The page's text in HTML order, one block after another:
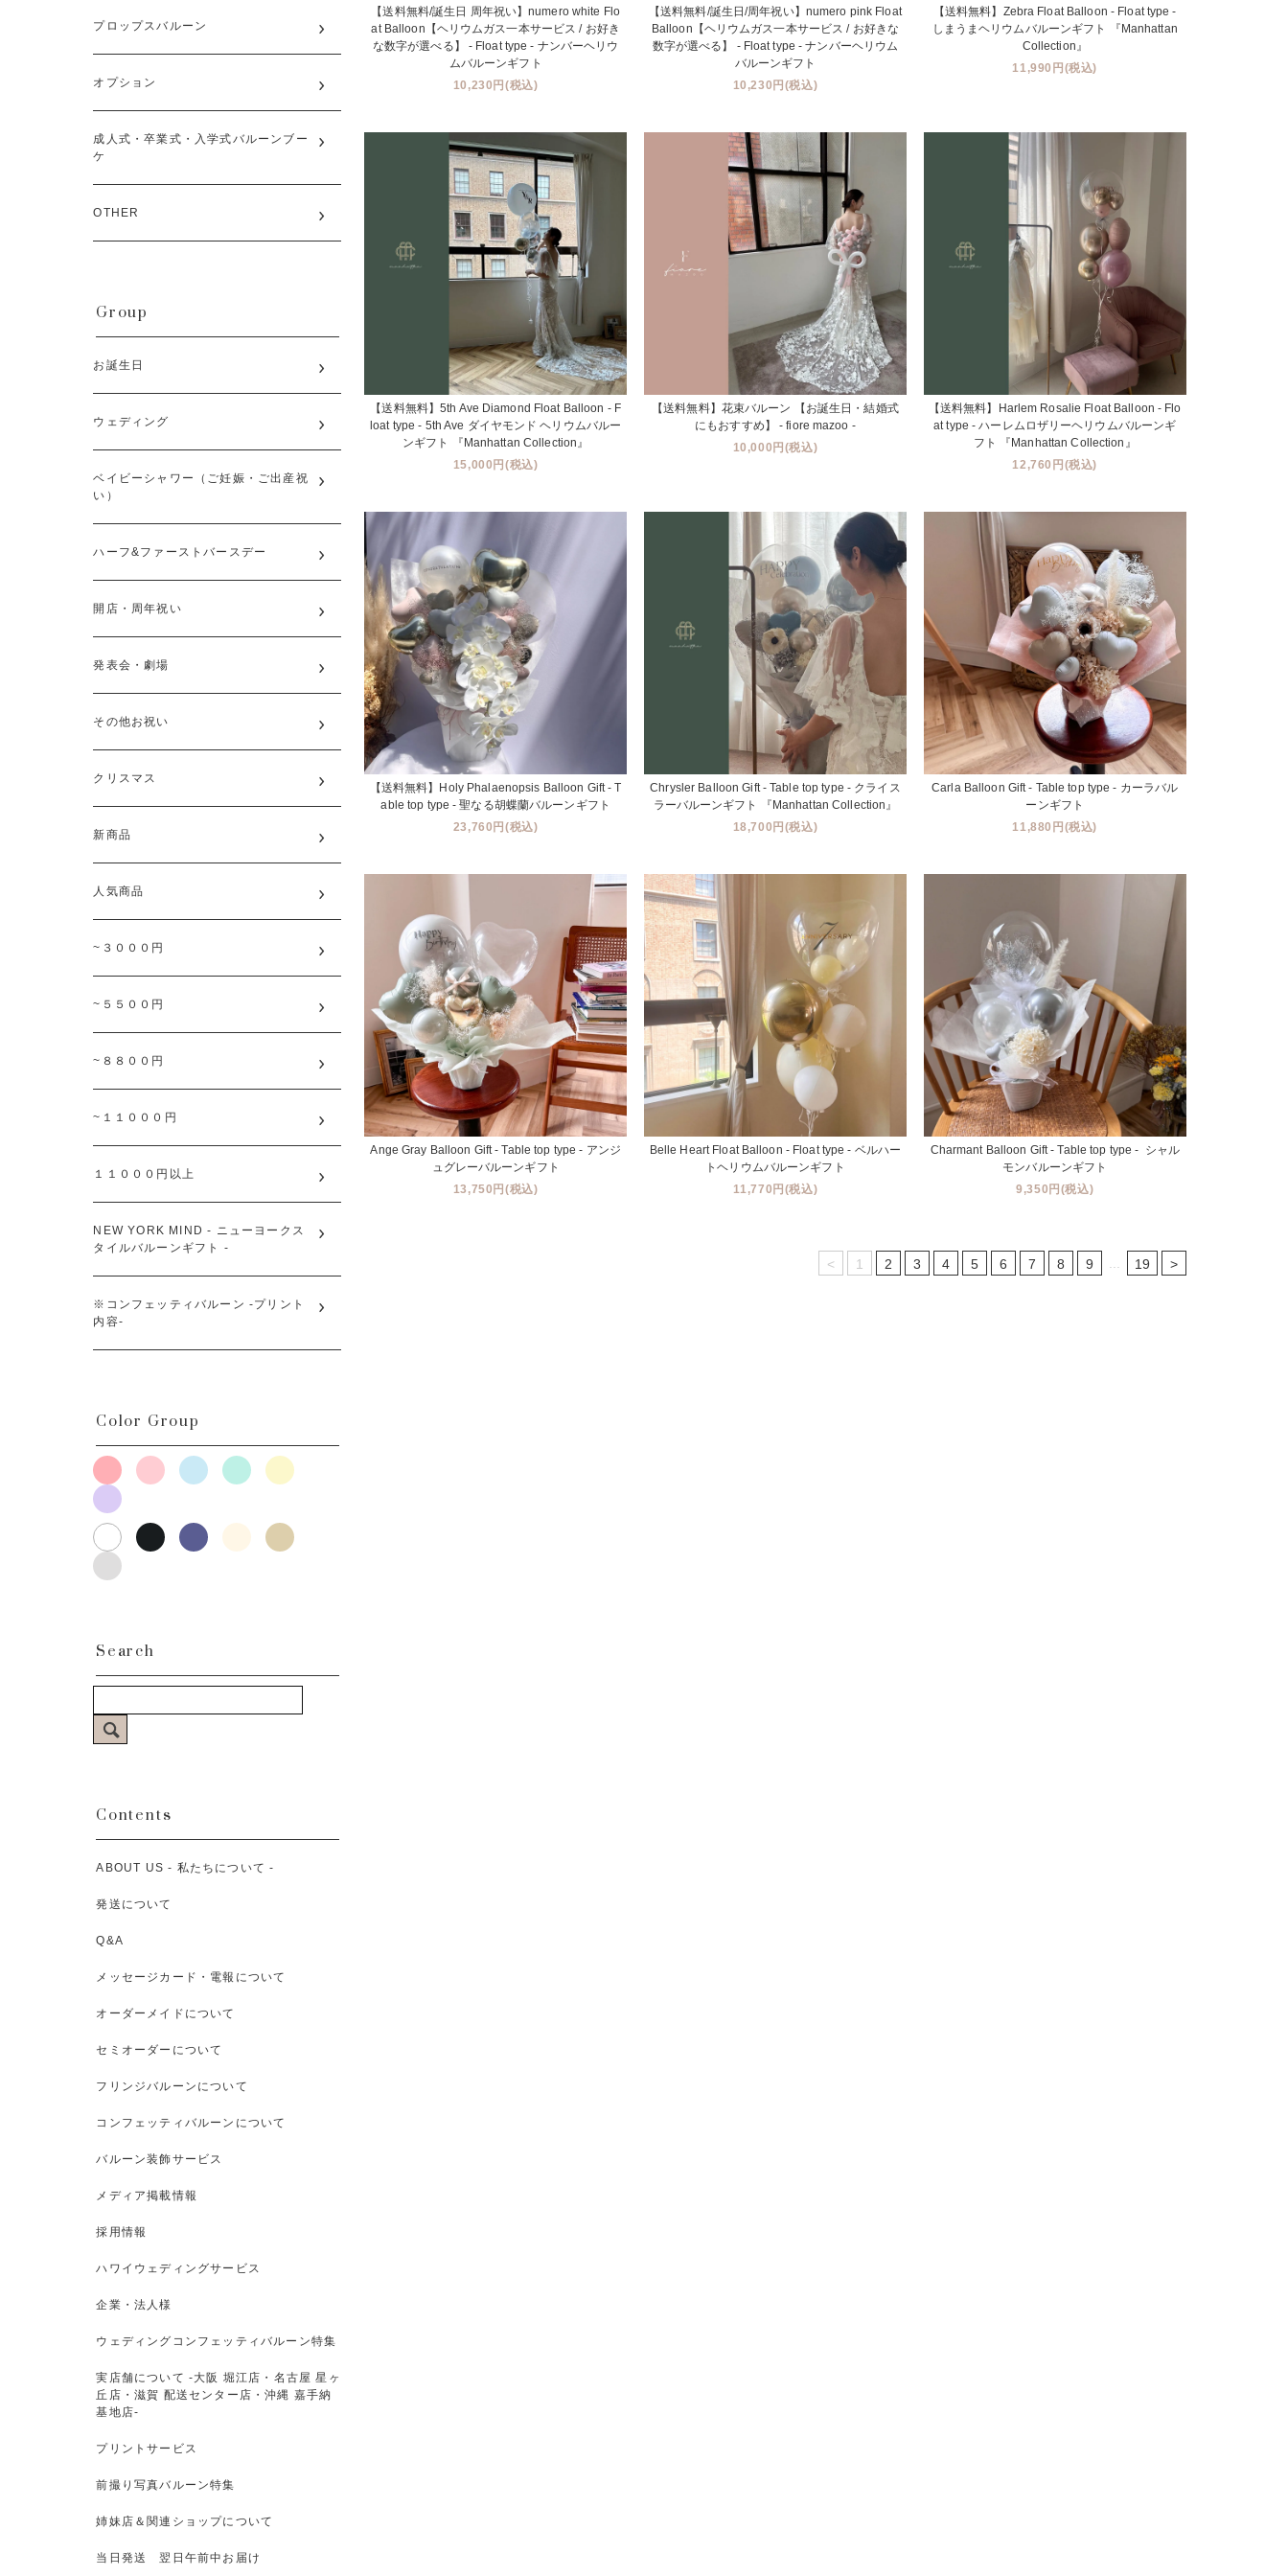
【送料無料/誕生日 周年祝い】numero white Flo
at Balloon【ヘリウムガス一本サービス / お好き
な数字が選べる】 - Float type - ナンバーヘリウ
ムバルーンギフト
10,230円(税込)
【送料無料/誕生日/周年祝い】numero pink Float
Balloon【ヘリウムガス一本サービス / お好きな
数字が選べる】 - Float type - ナンバーヘリウム
バルーンギフト
10,230円(税込)
【送料無料】Zebra Float Balloon - Float type -
しまうまヘリウムバルーンギフト 『Manhattan
Collection』
11,990円(税込)
【送料無料】5th Ave Diamond Float Balloon - F
loat type - 5th Ave ダイヤモンド ヘリウムバルー
ンギフト 『Manhattan Collection』
15,000円(税込)
【送料無料】花束バルーン 【お誕生日・結婚式
にもおすすめ】 - fiore mazoo -
10,000円(税込)
【送料無料】Harlem Rosalie Float Balloon - Flo
at type - ハーレムロザリーヘリウムバルーンギ
フト 『Manhattan Collection』
12,760円(税込)
【送料無料】Holy Phalaenopsis Balloon Gift - T
able top type - 聖なる胡蝶蘭バルーンギフト
23,760円(税込)
Chrysler Balloon Gift - Table top type - クライス
ラーバルーンギフト 『Manhattan Collection』
18,700円(税込)
Carla Balloon Gift - Table top type - カーラバル
ーンギフト
11,880円(税込)
Ange Gray Balloon Gift - Table top type - アンジ
ュグレーバルーンギフト
13,750円(税込)
Belle Heart Float Balloon - Float type - ベルハー
トヘリウムバルーンギフト
11,770円(税込)
Charmant Balloon Gift - Table top type - シャル
モンバルーンギフト
9,350円(税込)
< 1 2 3 4 5 6 7 8 9 19 >
プロップスバルーン
オプション
成人式・卒業式・入学式バルーンブー
ケ
OTHER
Group
お誕生日
ウェディング
ベイビーシャワー（ご妊娠・ご出産祝
い）
ハーフ&ファーストバースデー
開店・周年祝い
発表会・劇場
その他お祝い
クリスマス
新商品
人気商品
~３０００円
~５５００円
~８８００円
~１１０００円
１１０００円以上
NEW YORK MIND - ニューヨークス
タイルバルーンギフト -
※コンフェッティバルーン -プリント
内容-
Color Group
Search
Contents
ABOUT US - 私たちについて -
発送について
Q&A
メッセージカード・電報について
オーダーメイドについて
セミオーダーについて
フリンジバルーンについて
コンフェッティバルーンについて
バルーン装飾サービス
メディア掲載情報
採用情報
ハワイウェディングサービス
企業・法人様
ウェディングコンフェッティバルーン特集
実店舗について -大阪 堀江店・名古屋 星ヶ
丘店・滋賀 配送センター店・沖縄 嘉手納
基地店-
プリントサービス
前撮り写真バルーン特集
姉妹店＆関連ショップについて
当日発送 翌日午前中お届け